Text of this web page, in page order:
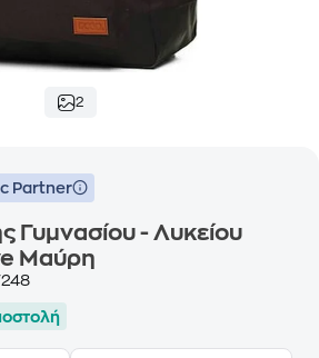
2
Partner
Γυμνασίου - Λυκείου
Μαύρη